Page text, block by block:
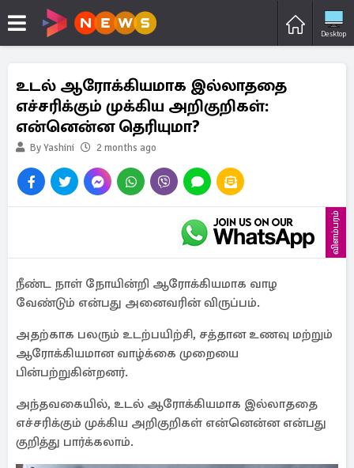
Desktop
உடல் ஆரோக்கியமாக இல்லாததை
எச்சரிக்கும் முக்கிய அறிகுறிகள்:
என்னென்ன தெரியுமா?
By Yashini 2 months ago
விளம்பரம்
நீண்ட நாள் நோயின்றி ஆரோக்கியமாக வாழ
வேண்டும் என்பது அனைவரின் விருப்பம்.
அதற்காக பலரும் உடற்பயிற்சி, சத்தான உணவு மற்றும்
ஆரோக்கியமான வாழ்க்கை முறையை
பின்பற்றுகின்றனர்.
அந்தவகையில், உடல் ஆரோக்கியமாக இல்லாததை
எச்சரிக்கும் முக்கிய அறிகுறிகள் என்னென்ன என்பது
குறித்து பார்க்கலாம்.